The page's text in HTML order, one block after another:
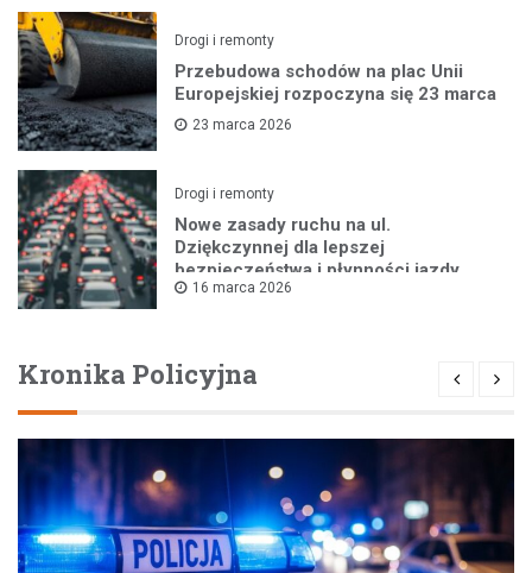
Drogi i remonty
Przebudowa schodów na plac Unii
Europejskiej rozpoczyna się 23 marca
23 marca 2026
Drogi i remonty
Nowe zasady ruchu na ul.
Dziękczynnej dla lepszej
bezpieczeństwa i płynności jazdy
16 marca 2026
Kronika Policyjna